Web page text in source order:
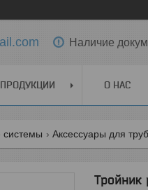
Наличие
ПРОДУКЦИИ О НАС
системы Аксессуары для